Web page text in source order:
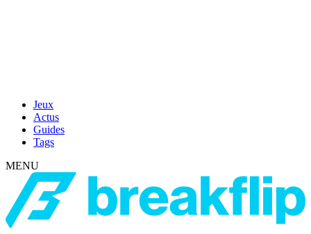
Jeux
Actus
Guides
Tags
MENU